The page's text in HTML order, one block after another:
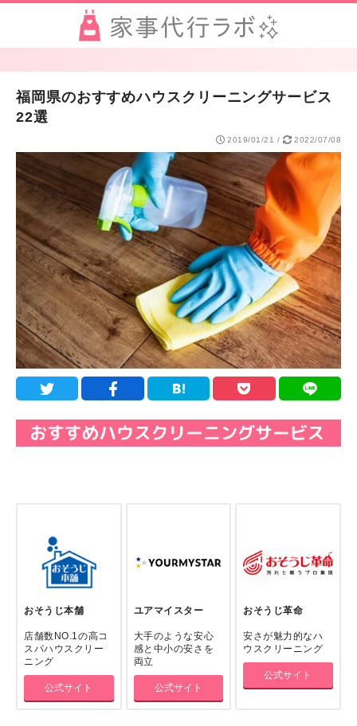
福岡県のおすすめハウスクリーニングサービス
22選
2019/01/21 / 2022/07/08
おそうじ本舗
店舗数NO.1の高コ
スパハウスクリー
ニング
公式サイト
ユアマイスター
大手のような安心
感と中小の安さを
両立
公式サイト
おそうじ革命
安さが魅力的なハ
ウスクリーニング
公式サイト